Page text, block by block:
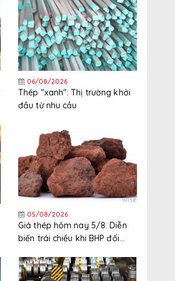
06/08/2026
Thép "xanh": Thị trường khởi
đầu từ nhu cầu
05/08/2026
Giá thép hôm nay 5/8: Diễn
biến trái chiều khi BHP đối
khẩu quặng sắt lớn nhất thế
giới